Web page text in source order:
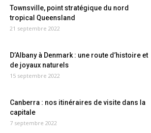
Townsville, point stratégique du nord
tropical Queensland
21 septembre 2022
D’Albany à Denmark : une route d’histoire et
de joyaux naturels
15 septembre 2022
Canberra : nos itinéraires de visite dans la
capitale
7 septembre 2022